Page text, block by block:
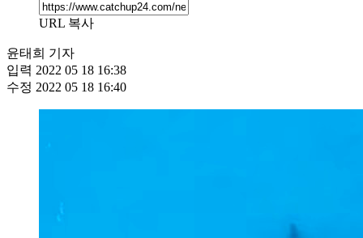
URL 복사
윤태희 기자
입력 2022 05 18 16:38
수정 2022 05 18 16:40